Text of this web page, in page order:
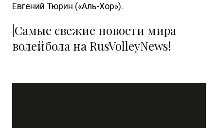
Евгений Тюрин («Аль-Хор»).
|Самые свежие новости мира
волейбола на RusVolleyNews!